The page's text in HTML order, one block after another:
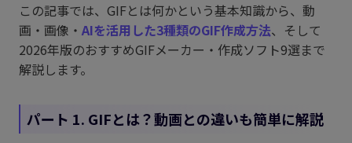
この記事では、GIFとは何かという基本知識から、動
画・画像・ AIを活用した3種類のGIF作成方法、そして
2026年版のおすすめGIFメーカー・作成ソフト9選まで
解説します。
パート 1. GIFとは？動画との違いも簡単に解説